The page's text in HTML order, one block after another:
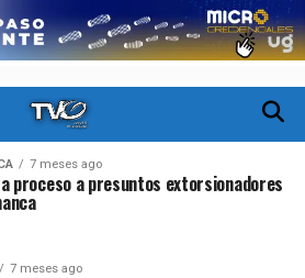
7 meses ago
proceso a presuntos extorsionadores
7 meses ago